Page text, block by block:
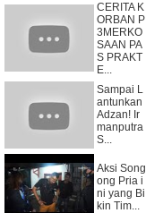
CERITA K
ORBAN P
3MERKO
SAAN PA
S PRAKT
E...
Sampai L
antunkan
Adzan! Ir
manputra
S...
Aksi Song
ong Pria i
ni yang Bi
kin Tim...